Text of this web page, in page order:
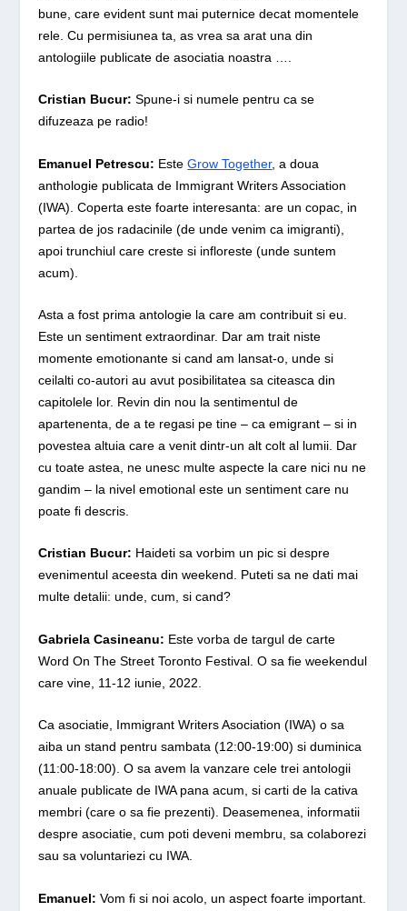
bune, care evident sunt mai puternice decat momentele
rele. Cu permisiunea ta, as vrea sa arat una din
antologiile publicate de asociatia noastra ….
Cristian Bucur: Spune-i si numele pentru ca se
difuzeaza pe radio!
Emanuel Petrescu: EsteGrow Together, a doua
anthologie publicata de Immigrant Writers Association
(IWA). Coperta este foarte interesanta: are un copac, in
partea de jos radacinile (de unde venim ca imigranti),
apoi trunchiul care creste si infloreste (unde suntem
acum).
Asta a fost prima antologie la care am contribuit si eu.
Este un sentiment extraordinar. Dar am trait niste
momente emotionante si cand am lansat-o, unde si
ceilalti co-autori au avut posibilitatea sa citeasca din
capitolele lor. Revin din nou la sentimentul de
apartenenta, de a te regasi pe tine – ca emigrant – si in
povestea altuia care a venit dintr-un alt colt al lumii. Dar
cu toate astea, ne unesc multe aspecte la care nici nu ne
gandim – la nivel emotional este un sentiment care nu
poate fi descris.
Cristian Bucur: Haideti sa vorbim un pic si despre
evenimentul aceesta din weekend. Puteti sa ne dati mai
multe detalii: unde, cum, si cand?
Gabriela Casineanu: Este vorba de targul de carte
Word On The Street Toronto Festival. O sa fie weekendul
care vine, 11-12 iunie, 2022.
Ca asociatie, Immigrant Writers Asociation (IWA) o sa
aiba un stand pentru sambata (12:00-19:00) si duminica
(11:00-18:00). O sa avem la vanzare cele trei antologii
anuale publicate de IWA pana acum, si carti de la cativa
membri (care o sa fie prezenti). Deasemenea, informatii
despre asociatie, cum poti deveni membru, sa colaborezi
sau sa voluntariezi cu IWA.
Emanuel:Vom fi si noi acolo, un aspect foarte important.